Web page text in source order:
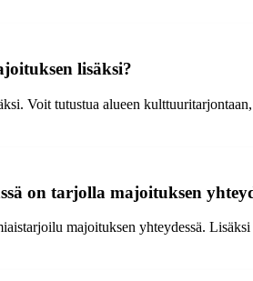
lisäksi?
Voit tutustua alueen
on tarjolla majoituksen
majoituksen yhteydessä.